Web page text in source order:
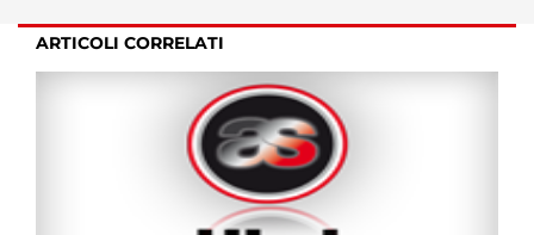
ARTICOLI CORRELATI